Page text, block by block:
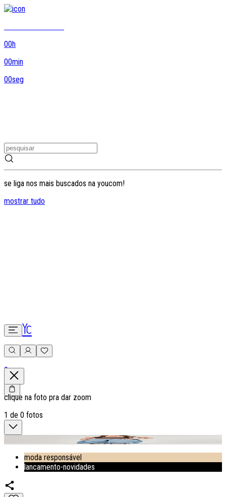
00h
00min
00seg
se liga nos mais buscados na youcom!
mostrar tudo
0
clique na foto pra dar zoom
1 de 0 fotos
moda responsável
lancamento-novidades